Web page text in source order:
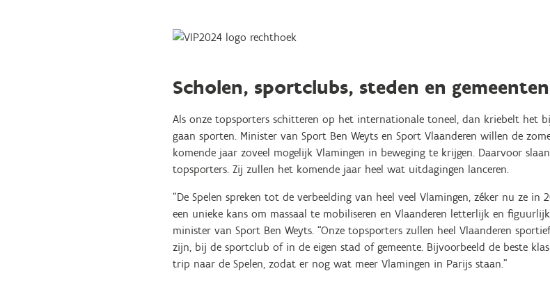
Scholen, sportclubs, steden en
Als onze topsporters schitteren op het internationale toneel, dan kriebelt het
gaan sporten. Minister van Sport Ben Weyts en Sport Vlaanderen willen de
komende jaar zoveel mogelijk Vlamingen in beweging te krijgen. Daarvoor
topsporters. Zij zullen het komende jaar heel wat uitdagingen lanceren.
“De Spelen spreken tot de verbeelding van heel veel Vlamingen, zéker nu ze
een unieke kans om massaal te mobiliseren en Vlaanderen letterlijk en
minister van Sport Ben Weyts. “Onze topsporters zullen heel Vlaanderen
zijn, bij de sportclub of in de eigen stad of gemeente. Bijvoorbeeld de beste
trip naar de Spelen, zodat er nog wat meer Vlamingen in Parijs staan.”